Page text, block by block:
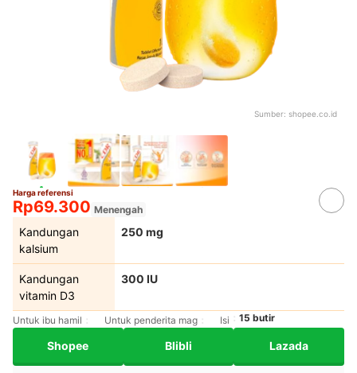
Sumber: shopee.co.id
Harga referensi
Rp69.300 Menengah
Kandungan
kalsium
250 mg
Kandungan
vitamin D3
300 IU
Untuk ibu hamil Untuk penderita mag Isi 15 butir
Shopee Blibli Lazada